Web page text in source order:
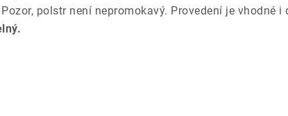
Pozor, polstr není nepromokavý. Provedení je vhodné